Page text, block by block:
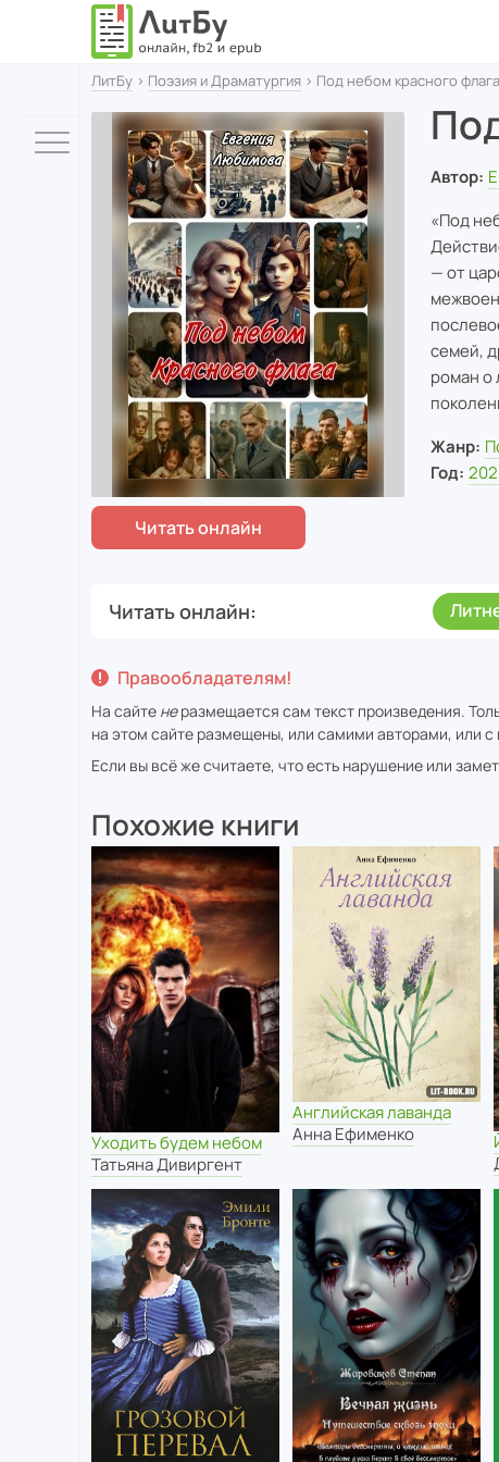
ЛитБу › Поэзия и Драматургия › Под небом красного флага
Автор:
«Под
— от
семей,
роман о
Жанр:
Год:
Читать онлайн
Правообладателям!
На сайте неразмещается сам текст произведения.
на этом сайте размещены, или самими авторами, или
Если вы всё же считаете, что есть нарушение или
Похожие книги
Уходить будем небом
Татьяна Дивиргент
Английская лаванда
Анна Ефименко